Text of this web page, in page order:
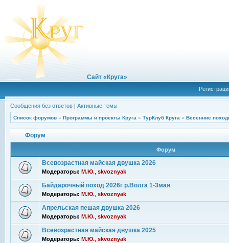
Сайт «Круга»
Сообщения без ответов | Активные темы
Список форумов » Программы и проекты Круга » ТурКлуб Круга » Весенние
Форум
Форум
Всевозрастная майская двушка 2026
Модераторы: М.Ю. skvoznyak
Байдарочный поход 2026г р.Волга 1-3мая
Модераторы: М.Ю. skvoznyak
Апрельская пешая двушка 2026
Модераторы: М.Ю. skvoznyak
Всевозрастная майская двушка 2025
Модераторы: М.Ю. skvoznyak